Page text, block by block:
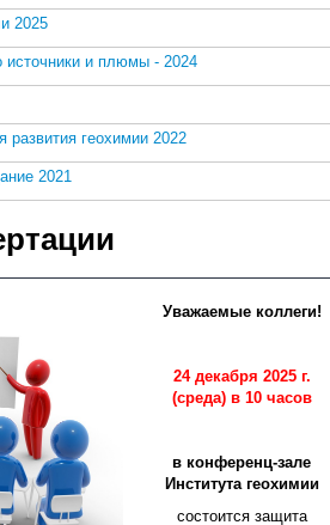
2025
источники и плюмы - 2024
геохимии 2022
2021
Уважаемые коллеги!
24 декабря 2025 г.
(среда) в 10 часов
в конференц-зале
Института геохимии
состоится защита